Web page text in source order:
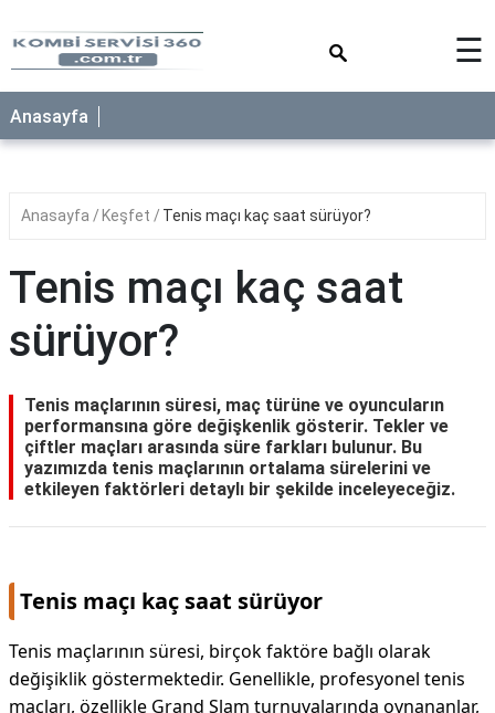
☰
Anasayfa
Anasayfa Keşfet Tenis maçı kaç saat sürüyor?
Tenis maçı kaç saat
sürüyor?
Tenis maçlarının süresi, maç türüne ve oyuncuların
performansına göre değişkenlik gösterir. Tekler ve
çiftler maçları arasında süre farkları bulunur. Bu
yazımızda tenis maçlarının ortalama sürelerini ve
etkileyen faktörleri detaylı bir şekilde inceleyeceğiz.
Tenis maçı kaç saat sürüyor
Tenis maçlarının süresi, birçok faktöre bağlı olarak
değişiklik göstermektedir. Genellikle, profesyonel tenis
maçları, özellikle Grand Slam turnuvalarında oynananlar,